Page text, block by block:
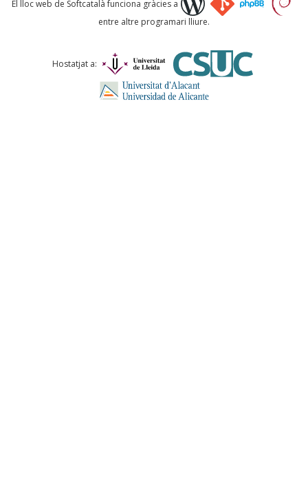
Comentari *
El lloc web de Softcatalà funciona gràcies a
entre altre programari lliure.
Hostatjat a: